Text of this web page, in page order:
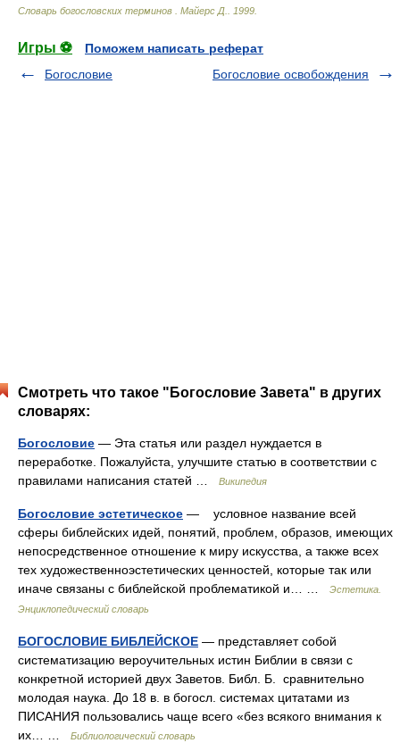
Словарь богословских терминов Майерс Д. 1999
Игры ⚽
Поможем написать реферат
Богословие
Богословие освобождения
Смотреть что такое "Богословие Завета" в других
словарях:
Богословие — Эта статья или раздел нуждается в
переработке. Пожалуйста, улучшите статью в соответствии с
правилами написания статей …
Википедия
Богословие эстетическое — условное название всей
сферы библейских идей, понятий, проблем, образов, имеющих
непосредственное отношение к миру искусства, а также всех
тех художественноэстетических ценностей, которые так или
иначе связаны с библейской проблематикой и… …
Эстетика.
Энциклопедический словарь
БОГОСЛОВИЕ БИБЛЕЙСКОЕ — представляет собой
систематизацию вероучительных истин Библии в связи с
конкретной историей двух Заветов. Библ. Б. сравнительно
молодая наука. До 18 в. в богосл. системах цитатами из
ПИСАНИЯ пользовались чаще всего «без всякого внимания к
их… …
Библиологический словарь